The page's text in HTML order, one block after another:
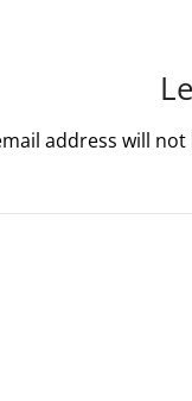
address will